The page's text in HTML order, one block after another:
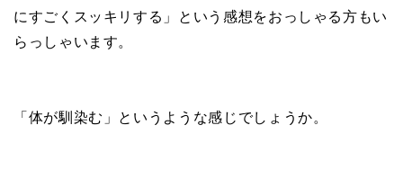
にすごくスッキリする」という感想をおっしゃる方もい
らっしゃいます。
「体が馴染む」というような感じでしょうか。